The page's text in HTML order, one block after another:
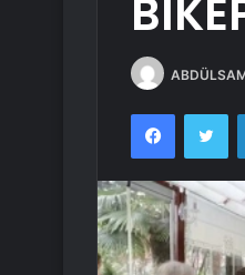
Facebook